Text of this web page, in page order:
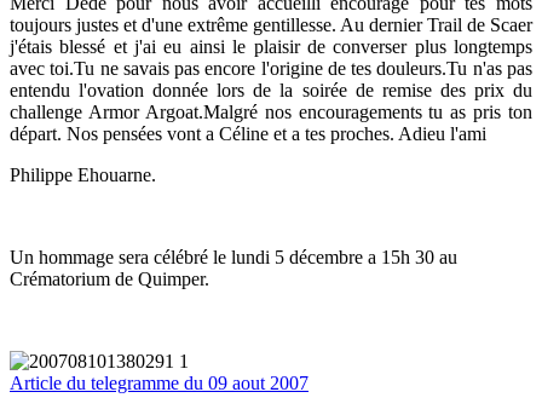
toujours justes et d'une extrême gentillesse. Au dernier Trail de Scaer
j'étais blessé et j'ai eu ainsi le plaisir de converser plus longtemps
avec toi.Tu ne savais pas encore l'origine de tes douleurs.Tu n'as pas
entendu l'ovation donnée lors de la soirée de remise des prix du
challenge Armor Argoat.Malgré nos encouragements tu as pris ton
départ. Nos pensées vont a Céline et a tes proches. Adieu l'ami
Philippe Ehouarne.
Un hommage sera célébré le lundi 5 décembre a 15h 30 au
Crématorium de Quimper.
Article du telegramme du 09 aout 2007